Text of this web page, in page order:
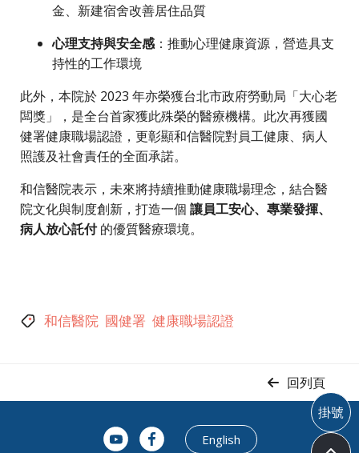
金、新建宿舍改善居住品質
心理支持與安全感：推動心理健康資源，營造具支
持性的工作環境
此外，本院於 2023 年亦榮獲台北市政府勞動局「大心老
闆獎」，是全台首家獲此殊榮的醫療機構。此次再獲國
健署健康職場認證，更彰顯和信醫院對員工健康、病人
照護及社會責任的全面承諾。
和信醫院表示，未來將持續推動健康職場理念，結合醫
院文化與制度創新，打造一個 讓員工安心、專業發揮、
病人放心託付的優質醫療環境。
和信醫院 國健署 健康職場認證
回列頁
English
掛號